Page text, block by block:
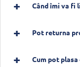
Când îmi va fi
Pot returna
Cum pot